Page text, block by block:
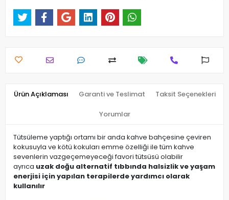
Ürün Açıklaması Garanti ve Teslimat Taksit Seçenekleri
Yorumlar
Tütsüleme yaptığı ortamı bir anda kahve bahçesine çeviren
kokusuyla ve kötü kokuları emme özelliği ile tüm kahve
sevenlerin vazgeçemeyeceği favori tütsüsü olabilir
ayrıca uzak doğu alternatif tıbbında halsizlik ve yaşam
enerjisi için yapılan terapilerde yardımcı olarak
kullanılır